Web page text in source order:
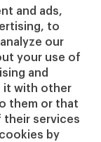
and ads,
to
our
your use of
and
it with other
them or that
their services
by